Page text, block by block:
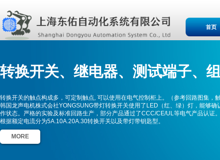
首页
MORE
转换开关的触点构成多，可定制触点, 可以使用在电气控制柜上。（参考回路图集，
韩国龙声电机株式会社YONGSUNG带灯转换开关使用了LED（红、绿）灯，能够确
作状态。严格的实验及标准回路生产，部分产品通过了CCC/CE/UL等电气产品认证
根据额定电流分为5A.10A.20A.30转换开关以及带灯带钥匙型。
转换开关、 继电器、测试端子、